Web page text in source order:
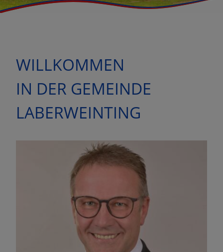
WILLKOMMEN
IN DER GEMEINDE
LABERWEINTING